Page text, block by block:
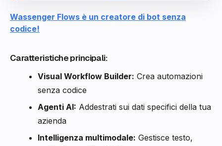
Wassenger Flows è un creatore di bot senza
codice!
Caratteristiche principali:
Visual Workflow Builder: Crea automazioni
senza codice
Agenti AI: Addestrati sui dati specifici della tua
azienda
Intelligenza multimodale: Gestisce testo,